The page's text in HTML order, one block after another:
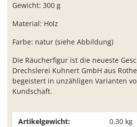
Gewicht: 300 g
Material: Holz
Farbe: natur (siehe Abbildung)
Die Räucherfigur ist die neueste
Drechslerei Kuhnert GmbH aus
begeistert in unzähligen Varianten
Kundschaft.
Artikelgewicht: 0,30 kg